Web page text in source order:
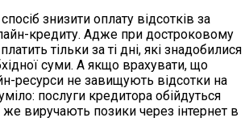
знизити оплату відсотків за
кредиту. Адже при достроковому
тільки за ті дні, які знадобилися
суми. А якщо врахувати, що
ресурси не завищують відсотки на
послуги кредитора обійдуться
же виручають позики через інтернет в